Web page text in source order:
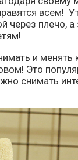
всем!
через плечо,
и
Это
снимать